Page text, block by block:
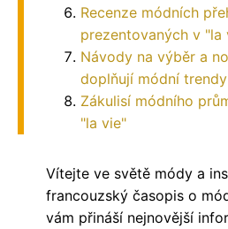
Recenze módních
prezentovaných v "la
Návody na výběr a
doplňují módní
Zákulisí módního
"la vie"
Vítejte ve světě módy a
francouzský časopis o
vám přináší nejnovější